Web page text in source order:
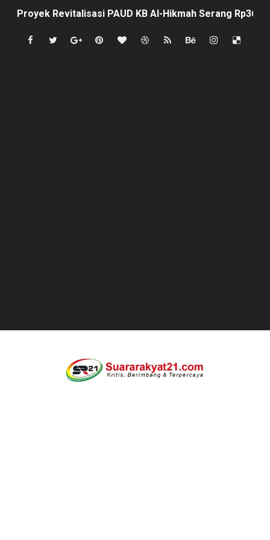
BM PAN Kabupaten Pandeglang Gelar "Goes To
Kapolres Sanggau AKBP Kadek Ary Mahardika
Satu Keluarga di Kp. Caringinlor Tinggal di Rumah